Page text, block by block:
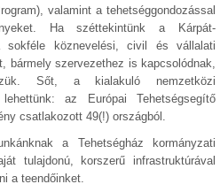
valamint a tehetséggondozással
Ha széttekintünk a Kárpát-
sokféle köznevelési, civil és vállalati
bármely szervezethez is kapcsolódnak,
Sőt, a kialakuló nemzetközi
az Európai Tehetségsegítő
csatlakozott 49(!) országból.
a Tehetségház kormányzati
tulajdonú, korszerű infrastruktúrával
a teendőinket.